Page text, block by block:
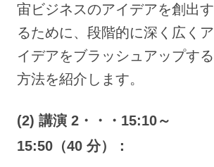
宙ビジネスのアイデアを創出す
るために、段階的に深く広くア
イデアをブラッシュアップする
方法を紹介します。
(2) 講演 2・・・15:10～
15:50（40 分）：